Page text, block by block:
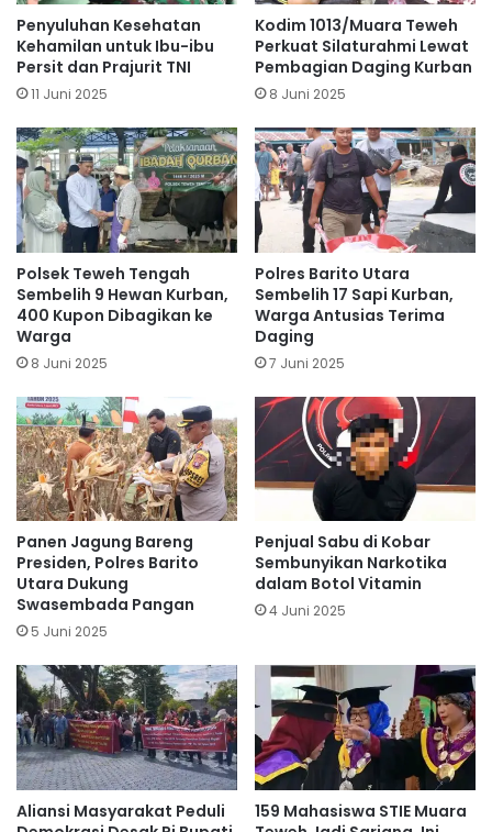
Penyuluhan Kesehatan
Kehamilan untuk Ibu-ibu
Persit dan Prajurit TNI
11 Juni 2025
Kodim 1013/Muara Teweh
Perkuat Silaturahmi Lewat
Pembagian Daging Kurban
8 Juni 2025
Polsek Teweh Tengah
Sembelih 9 Hewan Kurban,
400 Kupon Dibagikan ke
Warga
8 Juni 2025
Polres Barito Utara
Sembelih 17 Sapi Kurban,
Warga Antusias Terima
Daging
7 Juni 2025
Panen Jagung Bareng
Presiden, Polres Barito
Utara Dukung
Swasembada Pangan
5 Juni 2025
Penjual Sabu di Kobar
Sembunyikan Narkotika
dalam Botol Vitamin
4 Juni 2025
Aliansi Masyarakat Peduli
159 Mahasiswa STIE Muara